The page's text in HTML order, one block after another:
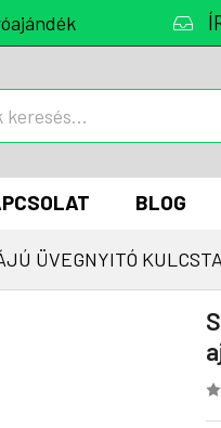
BLOG
ÜVEGNYITÓ